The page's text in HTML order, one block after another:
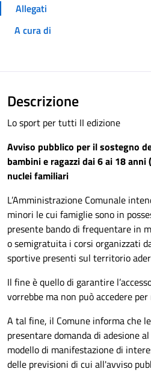
Allegati
A cura di
Descrizione
Lo sport per tutti II edizione
Avviso pubblico per il sostegno
bambini e ragazzi dai 6 ai 18
nuclei familiari
L’Amministrazione Comunale
minori le cui famiglie sono in
presente bando di frequentare in
o semigratuita i corsi organizzati
sportive presenti sul territorio
Il fine è quello di garantire
vorrebbe ma non può accedere
A tal fine, il Comune informa che
presentare domanda di adesione
modello di manifestazione di
delle previsioni di cui all'avviso